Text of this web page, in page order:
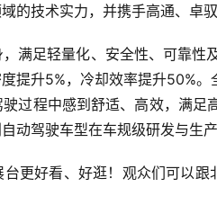
的技术实力，并携手高通、卓
满足轻量化、安全性、可靠性
提升5%，冷却效率提升50%
过程中感到舒适、高效，满
动驾驶车型在车规级研发与生
更好看、好逛！观众们可以